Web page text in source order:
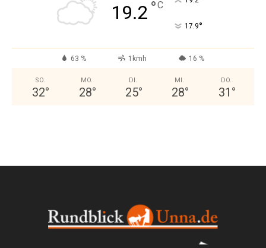
19.2 °C
17.9°
63 % 1kmh 16 %
SO.
32°
MO.
28°
DI.
25°
MI.
28°
DO.
31 °